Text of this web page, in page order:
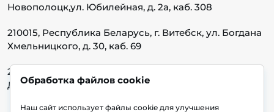
Новополоцк,ул. Юбилейная, д. 2а, каб. 308
210015, Республика Беларусь, г. Витебск, ул. Богдана
Хмельницкого, д. 30, каб. 69
220140, Республика Беларусь, г. Минск, ул.
Домбровская, д. 9, каб. 13.1.1
Обработка файлов cookie
Наш сайт использует файлы cookie для улучшения